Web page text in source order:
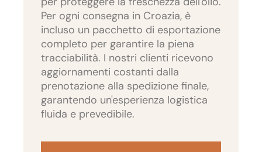
Per ogni consegna in Croazia, è
incluso un pacchetto di esportazione
completo per garantire la piena
tracciabilità. I nostri clienti ricevono
aggiornamenti costanti dalla
prenotazione alla spedizione finale,
garantendo un'esperienza logistica
fluida e prevedibile.